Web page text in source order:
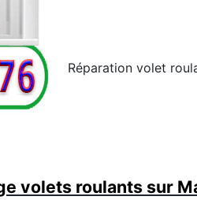
Réparation volet
volets roulants sur